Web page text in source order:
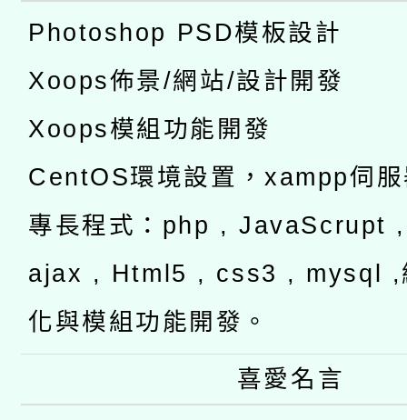
Photoshop PSD模板設計
Xoops佈景/網站/設計開發
Xoops模組功能開發
CentOS環境設置，xampp伺
專長程式：php , JavaScrupt
ajax , Html5 , css3 , mysql ,
化與模組功能開發。
喜愛名言